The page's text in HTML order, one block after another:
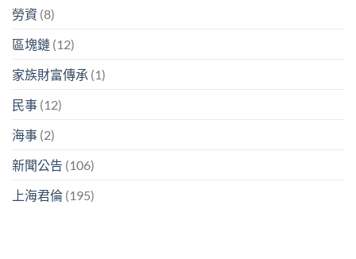
勞資 (8)
區塊鏈 (12)
家族財富傳承 (1)
民事 (12)
海事 (2)
新聞公告 (106)
上海君倫 (195)